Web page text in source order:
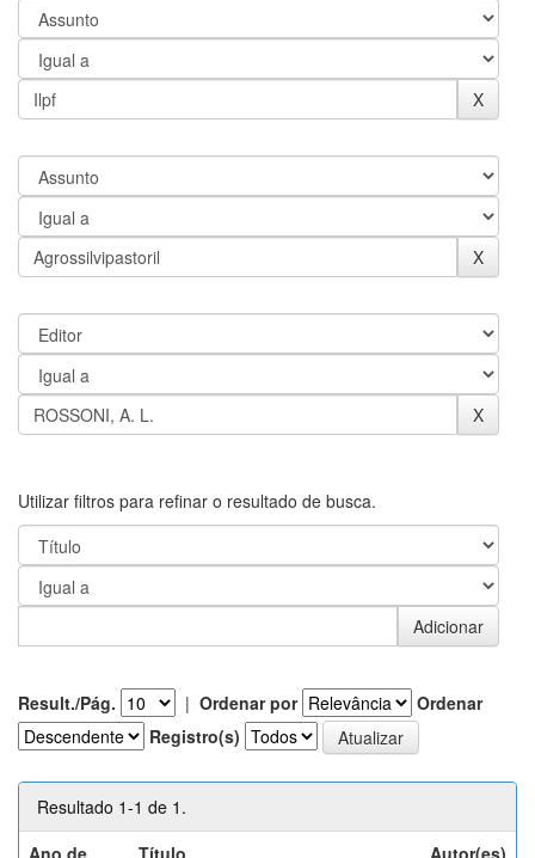
Utilizar filtros para refinar o resultado de busca.
Result./Pág. | Ordenar por
Ordenar
Registro(s)
Resultado 1-1 de 1.
Ano de
Título Autor(es)